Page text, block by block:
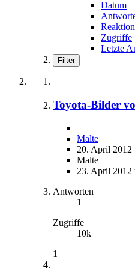
Datum
Zugriffe
Letzte
Filter
Toyota-Bilder
Malte
20. April 2012
Malte
23. April 2012
Antworten
1
Zugriffe
10k
1